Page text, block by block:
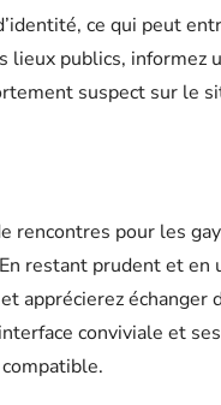
ce qui peut
publics, informez
suspect sur le
pour les
restant prudent et
apprécierez
conviviale et